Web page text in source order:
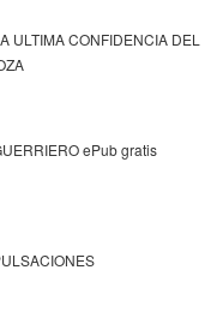
ULTIMA CONFIDENCIA DEL
ePub gratis